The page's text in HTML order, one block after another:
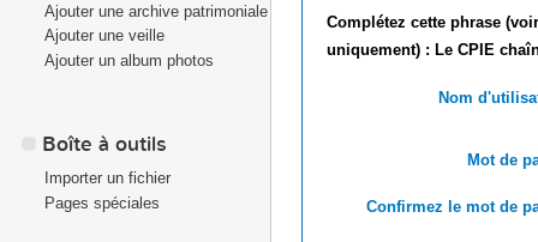
Complétez cette phrase
uniquement) : Le CPIE
Nom
Mot de
Confirmez le mot de
Ajouter une archive patrimoniale
Ajouter une veille
Ajouter un album photos
Boîte à outils
Importer un fichier
Pages spéciales